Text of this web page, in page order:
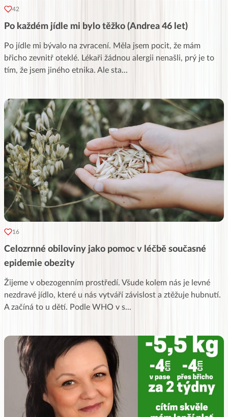
42
Po každém jídle mi bylo těžko (Andrea 46 let)
Po jídle mi bývalo na zvracení. Měla jsem pocit, že mám
břicho zevnitř oteklé. Lékaři žádnou alergii nenašli, prý je to
tím, že jsem jiného etnika. Ale sta...
16
Celozrnné obiloviny jako pomoc v léčbě současné
epidemie obezity
Žijeme v obezogenním prostředí. Všude kolem nás je levné
nezdravé jídlo, které u nás vytváří závislost a ztěžuje hubnutí.
A začíná to u dětí. Podle WHO v s...